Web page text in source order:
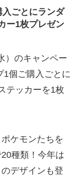
ごとにランダ
ー1枚プレゼン
）のキャンペー
1個ご購入ごとに
テッカーを1枚
ケモンたちを
種類！今年は
デザインも登